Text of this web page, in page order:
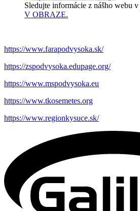
Sledujte informácie z nášho webu v
V OBRAZE.
https://www.farapodvysoka.sk/
https://zspodvysoka.edupage.org/
https://www.mspodvysoka.eu
https://www.tkosemetes.org
https://www.regionkysuce.sk/